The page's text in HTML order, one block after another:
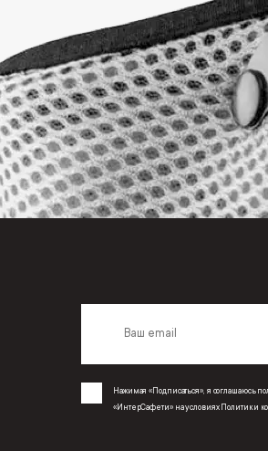
Нажимая «Подписаться», я соглашаюсь
«ИнтерСафети» на условиях Политики